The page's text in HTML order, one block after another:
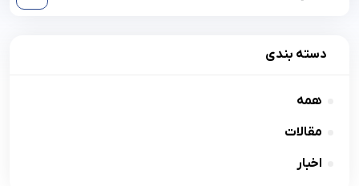
دسته بندی
همه
مقالات
اخبار